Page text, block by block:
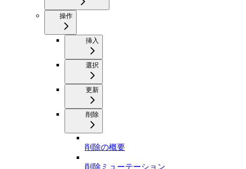
操作
挿入
選択
更新
削除
削除の概要
削除ミューテーション